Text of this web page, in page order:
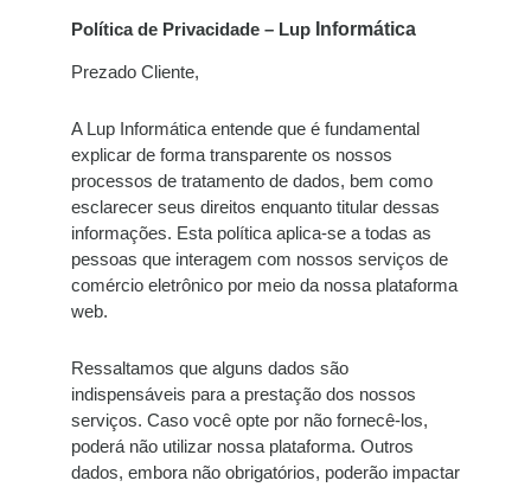
Política de Privacidade – Lup Informática
Prezado Cliente,
A Lup Informática entende que é fundamental
explicar de forma transparente os nossos
processos de tratamento de dados, bem como
esclarecer seus direitos enquanto titular dessas
informações. Esta política aplica-se a todas as
pessoas que interagem com nossos serviços de
comércio eletrônico por meio da nossa plataforma
web.
Ressaltamos que alguns dados são
indispensáveis para a prestação dos nossos
serviços. Caso você opte por não fornecê-los,
poderá não utilizar nossa plataforma. Outros
dados, embora não obrigatórios, poderão impactar